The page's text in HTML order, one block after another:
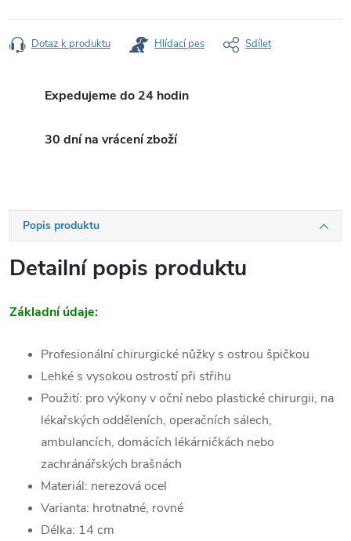
Dotaz k produktu Hlídací pes Sdílet
Expedujeme do 24 hodin
30 dní na vrácení zboží
Popis produktu
Detailní popis produktu
Základní údaje:
Profesionální chirurgické nůžky s ostrou špičkou
Lehké s vysokou ostrostí při střihu
Použití: pro výkony v oční nebo plastické chirurgii, na
lékařských odděleních, operačních sálech,
ambulancích, domácích lékárničkách nebo
zachránářských brašnách
Materiál: nerezová ocel
Varianta: hrotnatné, rovné
Délka: 14 cm